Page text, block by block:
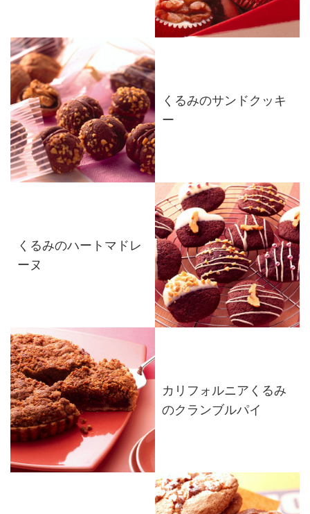
くるみのサンドクッキ
ー
くるみのハートマドレ
ーヌ
カリフォルニアくるみ
のクランブルパイ